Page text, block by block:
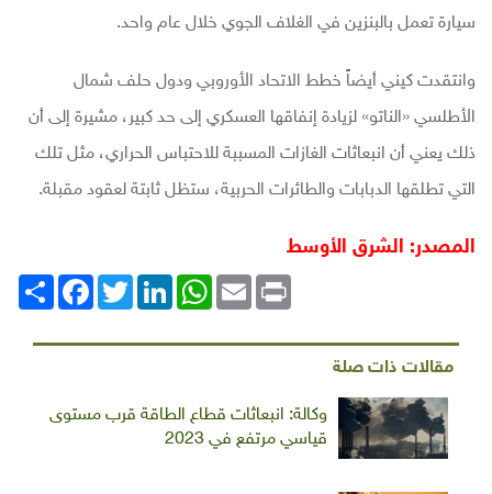
سيارة تعمل بالبنزين في الغلاف الجوي خلال عام واحد.
وانتقدت كيني أيضاً خطط الاتحاد الأوروبي ودول حلف شمال
الأطلسي «الناتو» لزيادة إنفاقها العسكري إلى حد كبير، مشيرة إلى أن
ذلك يعني أن انبعاثات الغازات المسببة للاحتباس الحراري، مثل تلك
التي تطلقها الدبابات والطائرات الحربية، ستظل ثابتة لعقود مقبلة.
المصدر: الشرق الأوسط
انشر
FacebookTwitterLinkedIn
WhatsAppEmail Print
مقالات ذات صلة
وكالة: انبعاثات قطاع الطاقة قرب مستوى
قياسي مرتفع في 2023